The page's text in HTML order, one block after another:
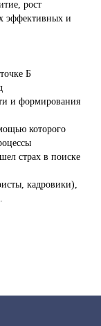
рост
эффективных и
Б
и формирования
которого
страх в поиске
кадровики),